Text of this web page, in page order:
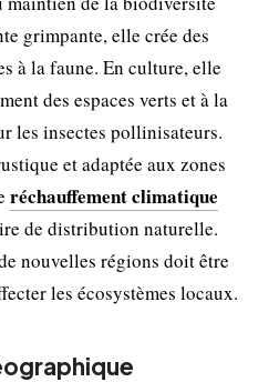
grimpante, elle crée des
à la faune. En culture, elle
des espaces verts et à la
les insectes pollinisateurs.
et adaptée aux zones
réchauffement climatique
de distribution naturelle.
nouvelles régions doit être
les écosystèmes locaux.